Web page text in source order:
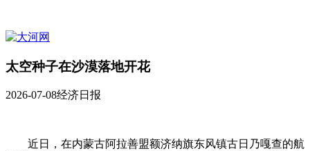
太空种子在沙漠落地开花
2026-07-08经济日报
近日，在内蒙古阿拉善盟额济纳旗东风镇古日乃嘎查的航